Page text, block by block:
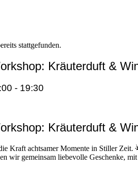
stattgefunden.
Kräuterduft &
- 19:30
Kräuterduft &
Kraft achtsamer Momente in Stiller Zeit.
wir gemeinsam liebevolle Geschenke,